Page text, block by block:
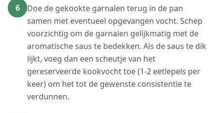
6
Doe de gekookte garnalen terug in de pan
samen met eventueel opgevangen vocht. Schep
voorzichtig om de garnalen gelijkmatig met de
aromatische saus te bedekken. Als de saus te dik
lijkt, voeg dan een scheutje van het
gereserveerde kookvocht toe (1-2 eetlepels per
keer) om het tot de gewenste consistentie te
verdunnen.